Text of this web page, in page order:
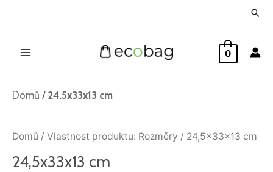
0
Domů / 24,5x33x13 cm
Domů / Vlastnost produktu: Rozměry / 24,5x33x13 cm
24,5x33x13 cm
nejnovějších